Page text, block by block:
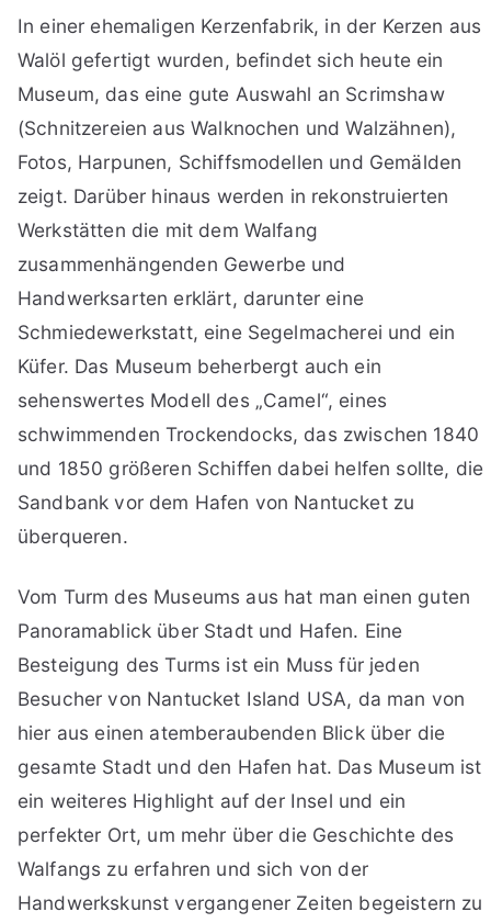
In einer ehemaligen Kerzenfabrik, in der Kerzen aus
Walöl gefertigt wurden, befindet sich heute ein
Museum, das eine gute Auswahl an Scrimshaw
(Schnitzereien aus Walknochen und Walzähnen),
Fotos, Harpunen, Schiffsmodellen und Gemälden
zeigt. Darüber hinaus werden in rekonstruierten
Werkstätten die mit dem Walfang
zusammenhängenden Gewerbe und
Handwerksarten erklärt, darunter eine
Schmiedewerkstatt, eine Segelmacherei und ein
Küfer. Das Museum beherbergt auch ein
sehenswertes Modell des „Camel“, eines
schwimmenden Trockendocks, das zwischen 1840
und 1850 größeren Schiffen dabei helfen sollte, die
Sandbank vor dem Hafen von Nantucket zu
überqueren.
Vom Turm des Museums aus hat man einen guten
Panoramablick über Stadt und Hafen. Eine
Besteigung des Turms ist ein Muss für jeden
Besucher von Nantucket Island USA, da man von
hier aus einen atemberaubenden Blick über die
gesamte Stadt und den Hafen hat. Das Museum ist
ein weiteres Highlight auf der Insel und ein
perfekter Ort, um mehr über die Geschichte des
Walfangs zu erfahren und sich von der
Handwerkskunst vergangener Zeiten begeistern zu